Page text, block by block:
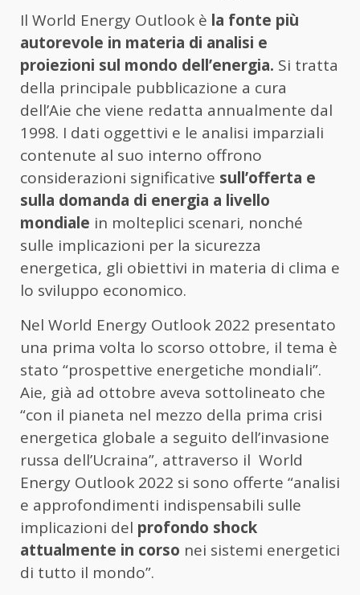
Il World Energy Outlook è la fonte più
autorevole in materia di analisi e
proiezioni sul mondo dell’energia. Si tratta
della principale pubblicazione a cura
dell’Aie che viene redatta annualmente dal
1998. I dati oggettivi e le analisi imparziali
contenute al suo interno offrono
considerazioni significative sull’offerta e
sulla domanda di energia a livello
mondiale in molteplici scenari, nonché
sulle implicazioni per la sicurezza
energetica, gli obiettivi in materia di clima e
lo sviluppo economico.
Nel World Energy Outlook 2022 presentato
una prima volta lo scorso ottobre, il tema è
stato “prospettive energetiche mondiali”.
Aie, già ad ottobre aveva sottolineato che
“con il pianeta nel mezzo della prima crisi
energetica globale a seguito dell’invasione
russa dell’Ucraina”, attraverso il World
Energy Outlook 2022 si sono offerte “analisi
e approfondimenti indispensabili sulle
implicazioni del profondo shock
attualmente in corso nei sistemi energetici
di tutto il mondo”.